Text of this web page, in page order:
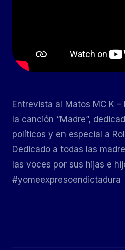
Entrevista al Matos MC K
la canción “Madre”,
políticos y en especial a
Dedicado a todas las
las voces por sus hijas e
#yomeexpresoendictadura